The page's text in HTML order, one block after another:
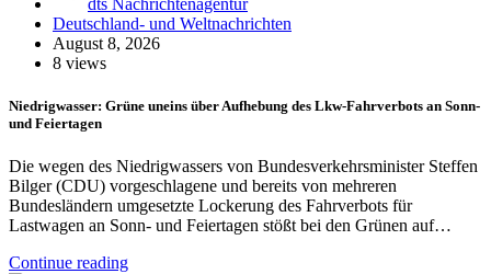
dts Nachrichtenagentur
Deutschland- und Weltnachrichten
August 8, 2026
8 views
Niedrigwasser: Grüne uneins über Aufhebung des Lkw-Fahrverbots an Sonn-
und Feiertagen
Die wegen des Niedrigwassers von Bundesverkehrsminister Steffen
Bilger (CDU) vorgeschlagene und bereits von mehreren
Bundesländern umgesetzte Lockerung des Fahrverbots für
Lastwagen an Sonn- und Feiertagen stößt bei den Grünen auf…
Continue reading